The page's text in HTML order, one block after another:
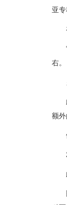
亚专
在
“
右。
另
此
额外
但
此
因